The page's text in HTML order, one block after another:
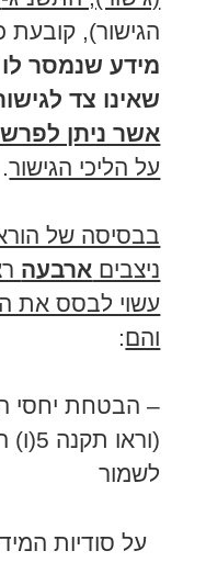
הגישור), קובעת
מידע שנמסר
שאינו צד
אשר ניתן
על הליכי הגישור.
בבסיסה של
ניצבים ארבעה
עשוי לבסס את
והם:
– הבטחת יחסי
לשמור
על סודיות